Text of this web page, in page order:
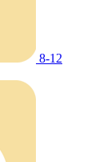
8-12